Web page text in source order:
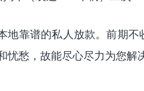
地靠谱的私人放款。前期
忧愁，故能尽心尽力为您解